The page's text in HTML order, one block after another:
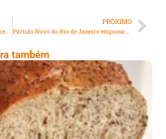
PRÓXIMO
também
Pão Low Carb